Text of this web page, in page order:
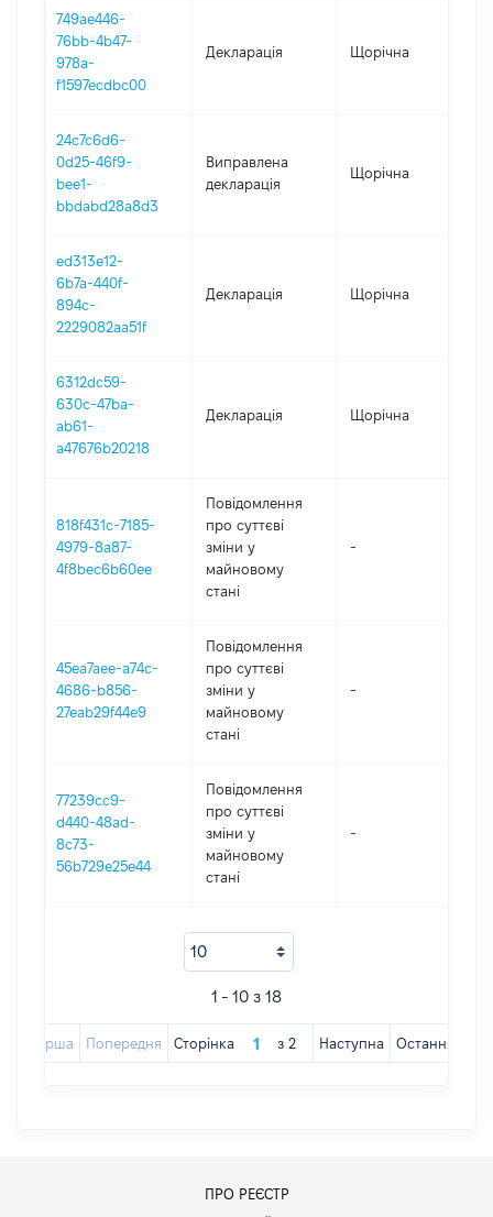
749ae446-
76bb-4b47-
978a-
f1597ecdbc00
Декларація Щорічна
24c7c6d6-
0d25-46f9-
bee1-
bbdabd28a8d3
Виправлена
декларація
Щорічна
ed313e12-
6b7a-440f-
894c-
2229082aa51f
Декларація Щорічна
6312dc59-
630c-47ba-
ab61-
a47676b20218
Декларація Щорічна
818f431c-7185-
4979-8a87-
4f8bec6b60ee
Повідомлення
про суттєві
зміни y
майновому
стані
-
45ea7aee-a74c-
4686-b856-
27eab29f44e9
Повідомлення
про суттєві
зміни y
майновому
стані
-
77239cc9-
d440-48ad-
8c73-
56b729e25e44
Повідомлення
про суттєві
зміни y
майновому
стані
-
1 - 10 з 18
Перша Попередня Сторінка з 2 Наступна Остання
ПРО РЕЄСТР